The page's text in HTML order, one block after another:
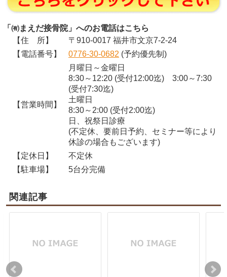
「㈲まえだ接骨院」へのお電話はこちら
【住 所】
〒910-0017 福井市文京7-2-24
【電話番号】
0776-30-0682 (予約優先制)
【営業時間】
月曜日～金曜日
8:30～12:20 (受付12:00迄) 3:00～7:30
(受付7:30迄)
土曜日
8:30～2:00 (受付2:00迄)
日、祝祭日診療
(不定休、要前日予約、セミナー等により
休診の場合もございます)
【定休日】
不定休
【駐車場】
5台分完備
関連記事